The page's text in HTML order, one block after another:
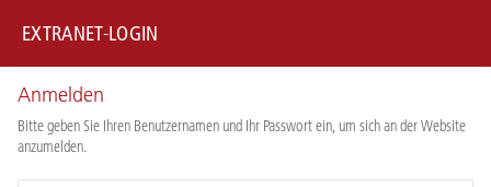
EXTRANET-LOGIN
Anmelden
Bitte geben Sie Ihren Benutzernamen und Ihr Passwort ein, um sich an der Website
anzumelden.